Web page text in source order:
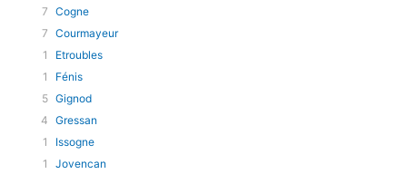
7 Cogne
7 Courmayeur
1
Etroubles
1
Fénis
5 Gignod
4 Gressan
1
Issogne
1
Jovencan